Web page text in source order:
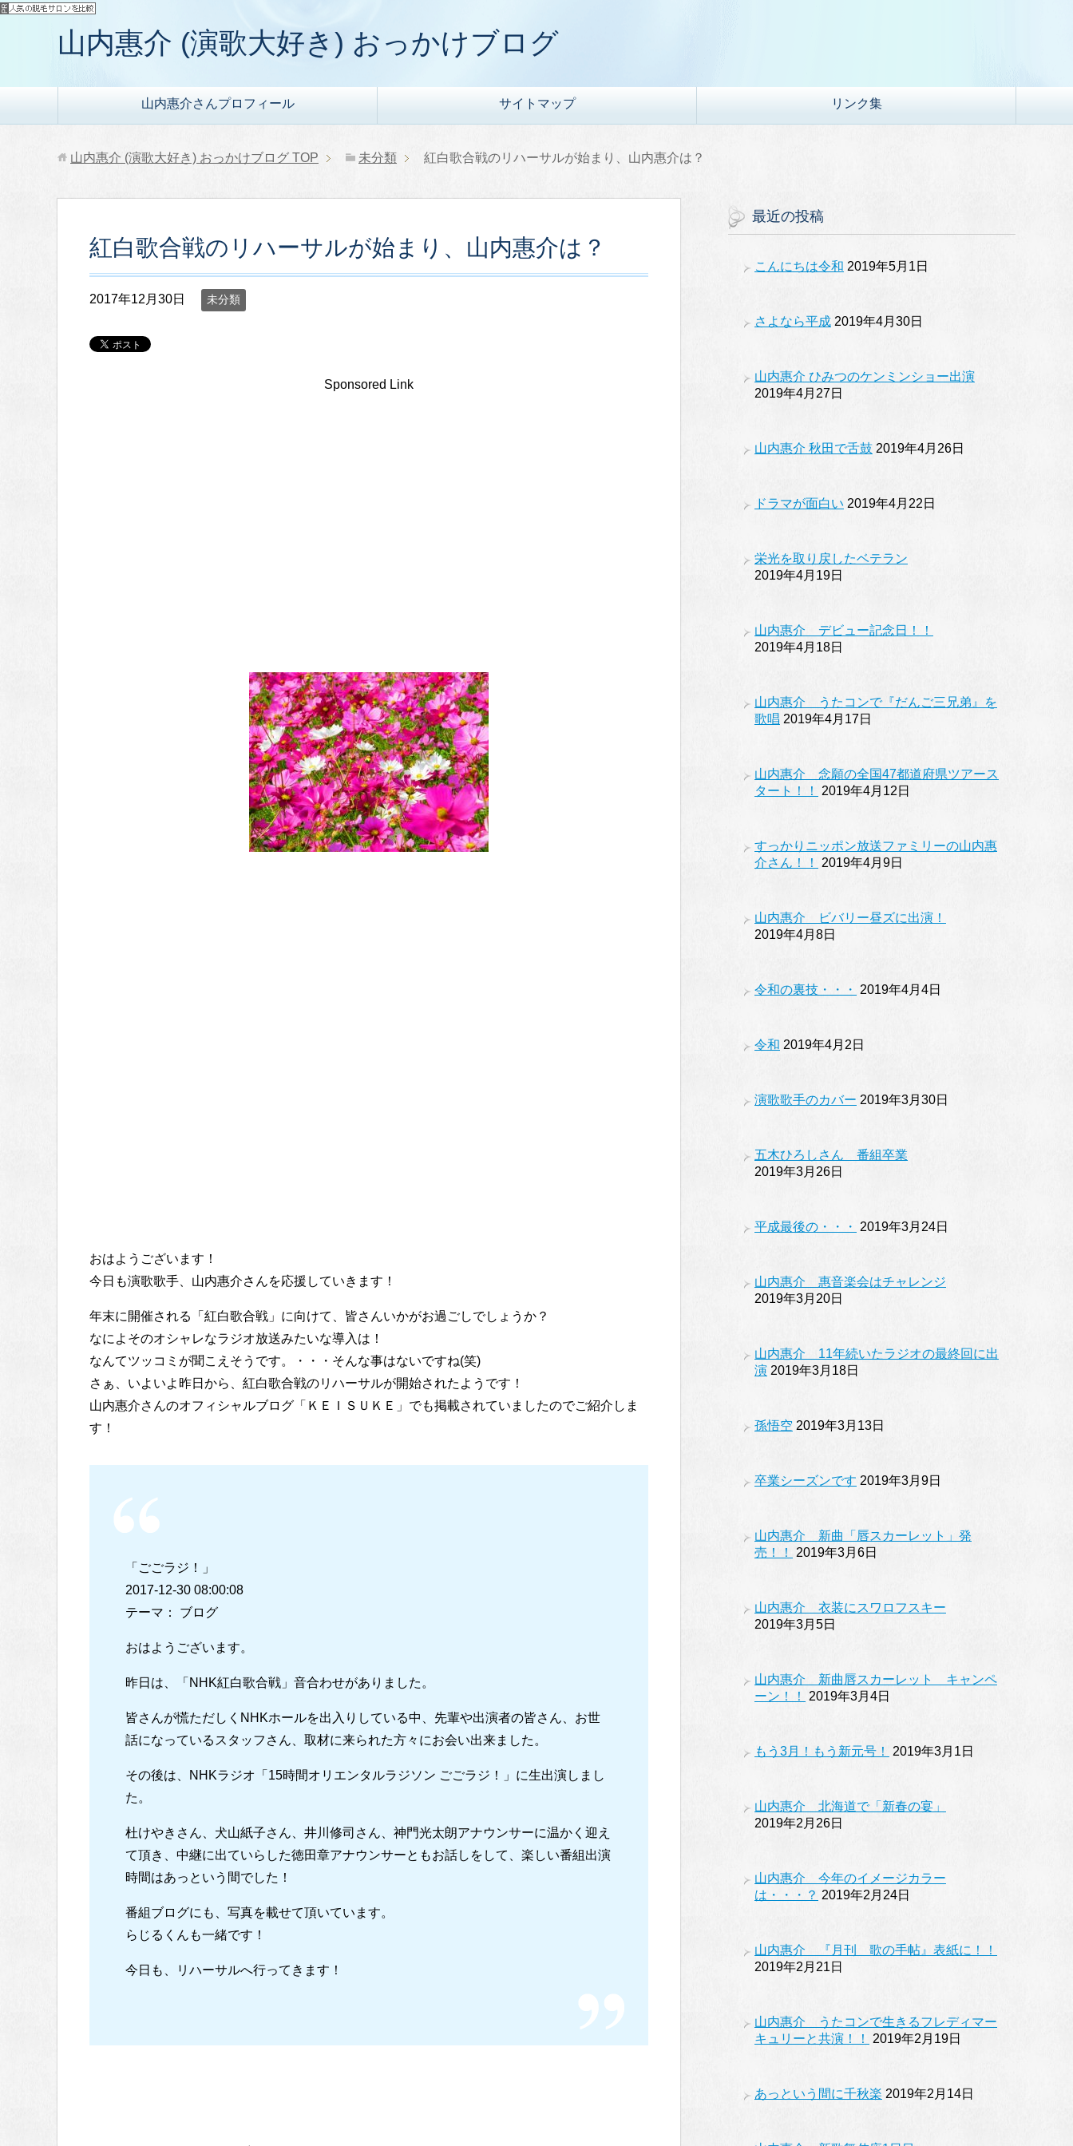
山内惠介 (演歌大好き) おっかけブログ
山内惠介さんプロフィール サイトマップ リンク集
山内惠介 (演歌大好き) おっかけブログ TOP 未分類 紅白歌合戦のリハーサルが始まり、山内惠介は？
紅白歌合戦のリハーサルが始まり、山内惠介は？
2017年12月30日 未分類
Sponsored Link
おはようございます！
今日も演歌歌手、山内惠介さんを応援していきます！
年末に開催される「紅白歌合戦」に向けて、皆さんいかがお過ごしでしょうか？
なによそのオシャレなラジオ放送みたいな導入は！
なんてツッコミが聞こえそうです。・・・そんな事はないですね(笑)
さぁ、いよいよ昨日から、紅白歌合戦のリハーサルが開始されたようです！
山内惠介さんのオフィシャルブログ「ＫＥＩＳＵＫＥ」でも掲載されていましたのでご紹介しま
す！
「ごごラジ！」
2017-12-30 08:00:08
テーマ： ブログ
おはようございます。
昨日は、「NHK紅白歌合戦」音合わせがありました。
皆さんが慌ただしくNHKホールを出入りしている中、先輩や出演者の皆さん、お世
話になっているスタッフさん、取材に来られた方々にお会い出来ました。
その後は、NHKラジオ「15時間オリエンタルラジソン ごごラジ！」に生出演しまし
た。
杜けやきさん、犬山紙子さん、井川修司さん、神門光太朗アナウンサーに温かく迎え
て頂き、中継に出ていらした徳田章アナウンサーともお話しをして、楽しい番組出演
時間はあっという間でした！
番組ブログにも、写真を載せて頂いています。
らじるくんも一緒です！
今日も、リハーサルへ行ってきます！
最近の投稿
こんにちは令和 2019年5月1日
さよなら平成 2019年4月30日
山内惠介 ひみつのケンミンショー出演
2019年4月27日
山内惠介 秋田で舌鼓 2019年4月26日
ドラマが面白い 2019年4月22日
栄光を取り戻したベテラン
2019年4月19日
山内惠介 デビュー記念日！！
2019年4月18日
山内惠介 うたコンで『だんご三兄弟』を
歌唱 2019年4月17日
山内惠介 念願の全国47都道府県ツアース
タート！！
2019年4月12日
すっかりニッポン放送ファミリーの山内惠
介さん！！
2019年4月9日
山内惠介 ビバリー昼ズに出演！
2019年4月8日
令和の裏技・・・ 2019年4月4日
令和 2019年4月2日
演歌歌手のカバー 2019年3月30日
五木ひろしさん 番組卒業
2019年3月26日
平成最後の・・・ 2019年3月24日
山内惠介 惠音楽会はチャレンジ
2019年3月20日
山内惠介 11年続いたラジオの最終回に出
演 2019年3月18日
孫悟空 2019年3月13日
卒業シーズンです 2019年3月9日
山内惠介 新曲「唇スカーレット」発
売！！
2019年3月6日
山内惠介 衣装にスワロフスキー
2019年3月5日
山内惠介 新曲唇スカーレット キャンペ
ーン！！
2019年3月4日
もう3月！もう新元号！ 2019年3月1日
山内惠介 北海道で「新春の宴」
2019年2月26日
山内惠介 今年のイメージカラー
は・・・？ 2019年2月24日
山内惠介 『月刊 歌の手帖』表紙に！！
2019年2月21日
山内惠介 うたコンで生きるフレディマー
キュリーと共演！！
2019年2月19日
あっという間に千秋楽 2019年2月14日